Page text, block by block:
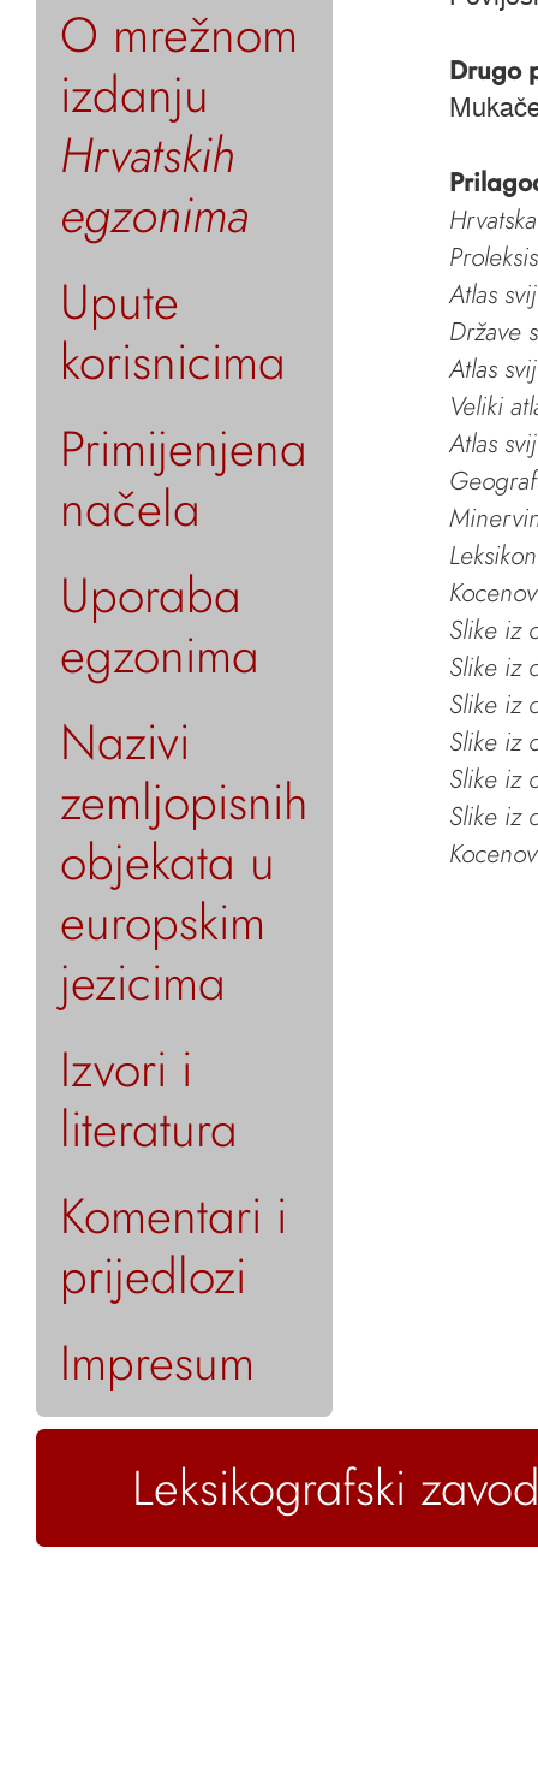
O mrežnom
izdanju
Hrvatskih
egzonima
Upute
korisnicima
Primijenjena
načela
Uporaba
egzonima
Nazivi
zemljopisnih
objekata u
europskim
jezicima
Izvori i
literatura
Komentari i
prijedlozi
Impresum
Drugo
Atlas
Države
Atlas
Veliki
Atlas
Slike iz
Slike iz
Slike iz
Slike iz
Slike iz
Slike iz
Leksikografski